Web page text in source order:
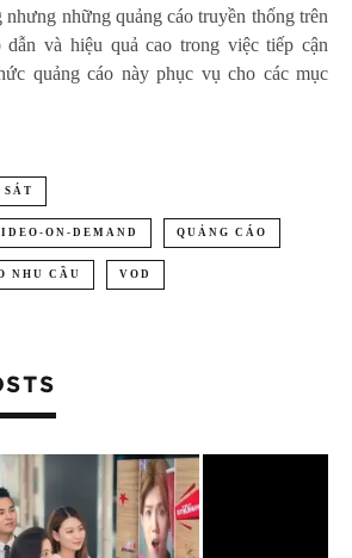
nhưng những quảng cáo truyền thống trên
và hiệu quả cao trong việc tiếp cận
quảng cáo này phục vụ cho các mục
SÁT
ON-DEMAND QUẢNG CÁO
NHU CẦU VOD